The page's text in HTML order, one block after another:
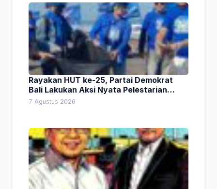
Rayakan HUT ke-25, Partai Demokrat
Bali Lakukan Aksi Nyata Pelestarian
Lingkungan
7 Agustus 2026